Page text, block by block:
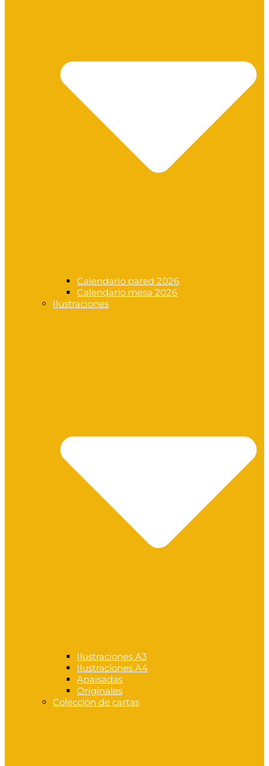
Calendario pared 2026
Calendario mesa 2026
Ilustraciones
Ilustraciones A3
Ilustraciones A4
Apaisadas
Originales
Colección de cartas